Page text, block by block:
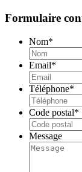
Formulaire
Nom*
Email*
Téléphone*
Code postal*
Message